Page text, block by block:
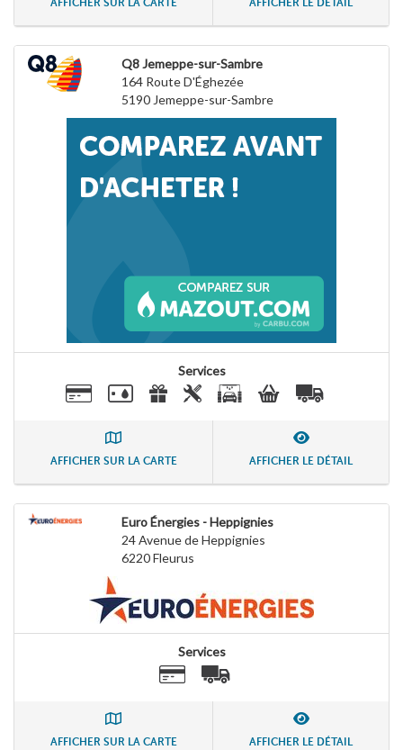
AFFICHER SUR LA CARTE AFFICHER LE DÉTAIL
Q8 Jemeppe-sur-Sambre
164 Route D'Éghezée
5190 Jemeppe-sur-Sambre
Services
AFFICHER SUR LA CARTE AFFICHER LE DÉTAIL
Euro Énergies - Heppignies
24 Avenue de Heppignies
6220Fleurus
Services
AFFICHER SUR LA CARTE AFFICHER LE DÉTAIL